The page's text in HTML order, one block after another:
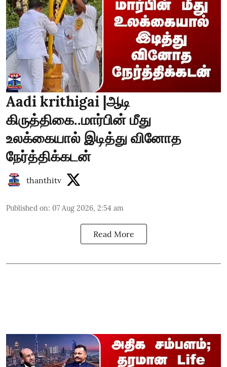
Aadi krithigai |ஆடி
கிருத்திகை..மார்பின் மீது
உலக்கையால் இடித்து வினோத
நேர்த்திக்கடன்
thanthitv
Published on: 07 Aug 2026, 2:54 am
Read More